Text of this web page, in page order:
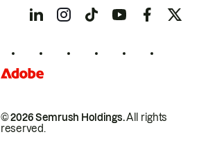
© 2026 Semrush Holdings.All rights
reserved.